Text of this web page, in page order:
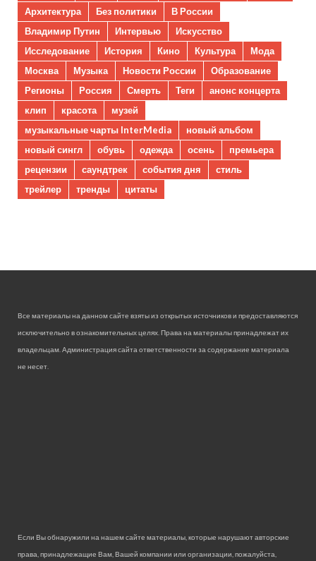
Архитектура
Без политики
В России
Владимир Путин
Интервью
Искусство
Исследование
История Кино Культура
Мода
Москва
Музыка Новости России
Образование
Регионы
Россия Смерть Теги
анонс концерта
клип
красота
музей
музыкальные чарты InterMedia
новый альбом
новый сингл
обувь одежда осень
премьера
рецензии
саундтрек события дня
стиль
трейлер
тренды цитаты
Все материалы на данном сайте взяты из открытых источников и предоставляются
исключительно в ознакомительных целях. Права на материалы принадлежат их
владельцам. Администрация сайта ответственности за содержание материала
не несет.
Если Вы обнаружили на нашем сайте материалы, которые нарушают авторские
права, принадлежащие Вам, Вашей компании или организации, пожалуйста,